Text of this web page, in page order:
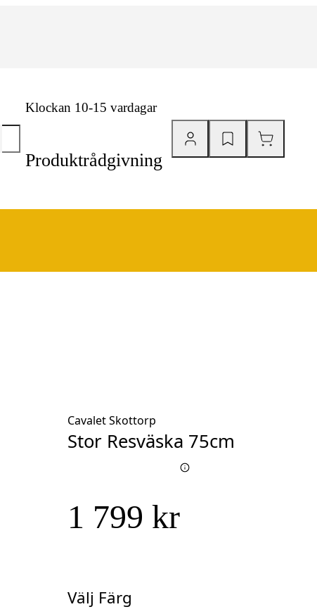
Klockan 10-15 vardagar
Produktrådgivning
Cavalet Skottorp
Stor Resväska 75cm
1 799 kr
Välj Färg
Välj Färg